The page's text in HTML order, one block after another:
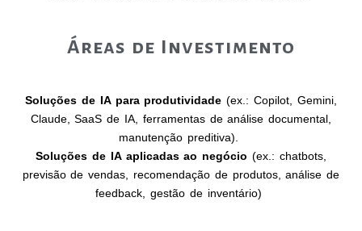
Áreas de Investimento
Soluções de IA para produtividade (ex.: Copilot, Gemini,
Claude, SaaS de IA, ferramentas de análise documental,
manutenção preditiva).
Soluções de IA aplicadas ao negócio (ex.: chatbots,
previsão de vendas, recomendação de produtos, análise de
feedback, gestão de inventário)